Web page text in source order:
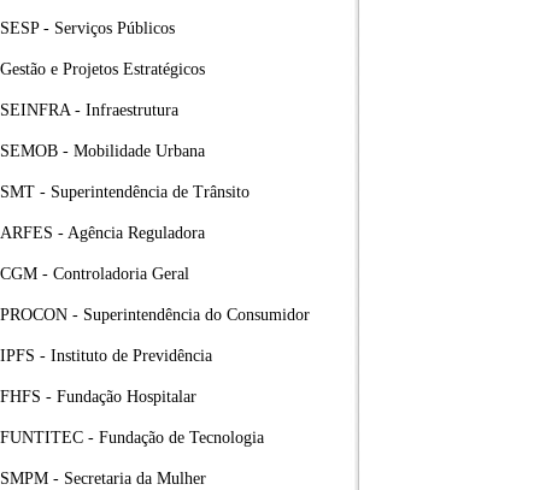
SESP - Serviços Públicos
Gestão e Projetos Estratégicos
SEINFRA - Infraestrutura
SEMOB - Mobilidade Urbana
SMT - Superintendência de Trânsito
ARFES - Agência Reguladora
CGM - Controladoria Geral
PROCON - Superintendência do Consumidor
IPFS - Instituto de Previdência
FHFS - Fundação Hospitalar
FUNTITEC - Fundação de Tecnologia
SMPM - Secretaria da Mulher